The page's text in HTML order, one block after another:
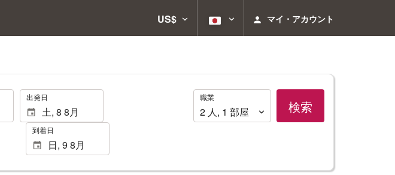
US$ マイ・アカウント
. 出発日
到着日
職
業
職業
2 人, 1 部屋 検索